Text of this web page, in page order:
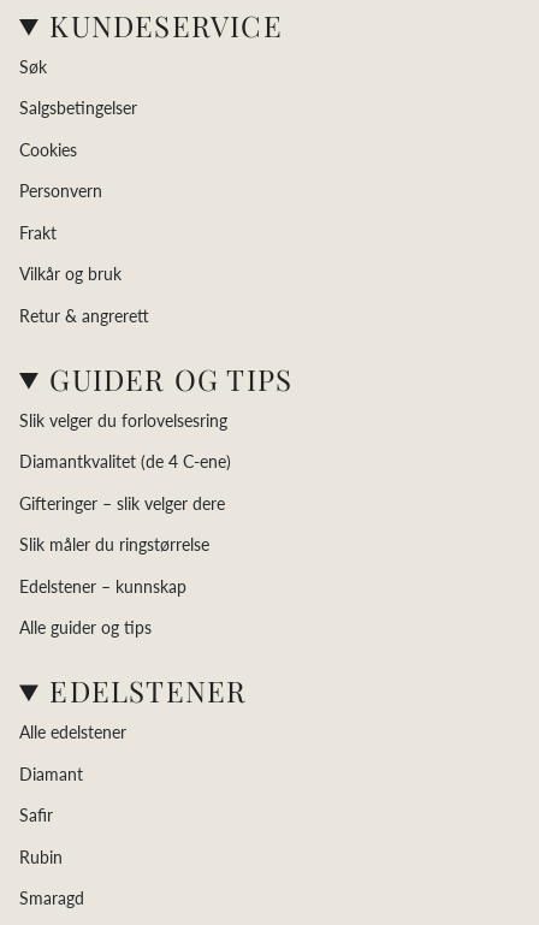
KUNDESERVICE
Søk
Salgsbetingelser
Cookies
Personvern
Frakt
Vilkår og bruk
Retur & angrerett
GUIDER OG TIPS
Slik velger du forlovelsesring
Diamantkvalitet (de 4 C-ene)
Gifteringer – slik velger dere
Slik måler du ringstørrelse
Edelstener – kunnskap
Alle guider og tips
EDELSTENER
Alle edelstener
Diamant
Safir
Rubin
Smaragd